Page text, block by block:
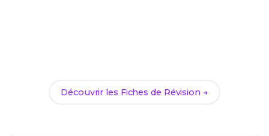
Découvrir les Fiches de Révision →